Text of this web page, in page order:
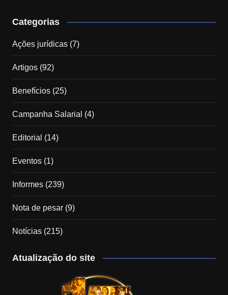
Categorias
Ações jurídicas(7)
Artigos(92)
Benefícios(25)
Campanha Salarial (4)
Editorial (14)
Eventos(1)
Informes(239)
Nota de pesar(9)
Notícias(215)
Atualização do site